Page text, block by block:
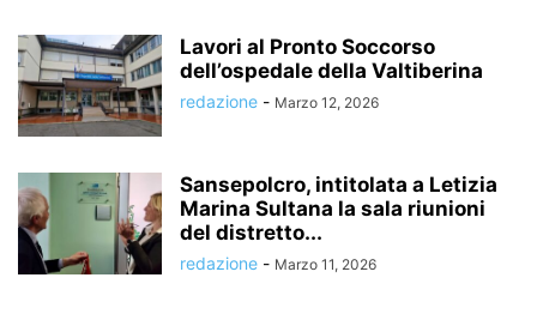
Lavori al Pronto Soccorso
dell’ospedale della Valtiberina
redazione - Marzo 12, 2026
Sansepolcro, intitolata a Letizia
Marina Sultana la sala riunioni
del distretto...
redazione - Marzo 11, 2026